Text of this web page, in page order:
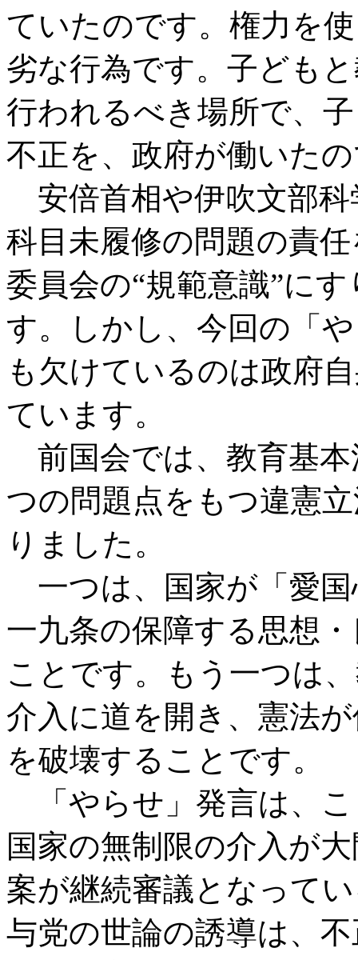
ていたのです。権力を
劣な行為です。子ども
行われるべき場所で、
不正を、政府が働いた
安倍首相や伊吹文部科
科目未履修の問題の責
委員会の“規範意識”に
す。しかし、今回の「
も欠けているのは政府
ています。
前国会では、教育基本
つの問題点をもつ違憲
りました。
一つは、国家が「愛
一九条の保障する思想
ことです。もう一つは
介入に道を開き、憲法
を破壊することです。
「やらせ」発言は、
国家の無制限の介入が
案が継続審議となって
与党の世論の誘導は、